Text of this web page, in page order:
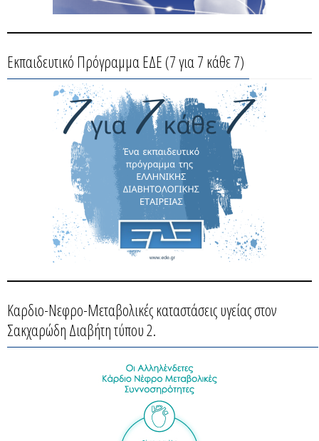
Εκπαιδευτικό Πρόγραμμα ΕΔΕ (7 για 7 κάθε 7)
Καρδιο-Νεφρο-Μεταβολικές καταστάσεις υγείας στον
Σακχαρώδη Διαβήτη τύπου 2.